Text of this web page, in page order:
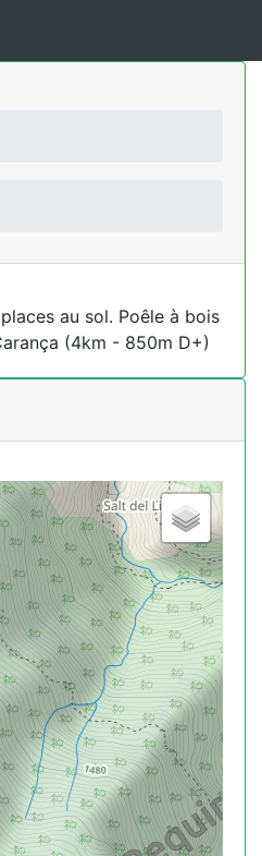
au sol. Poêle à bois
(4km - 850m D+)